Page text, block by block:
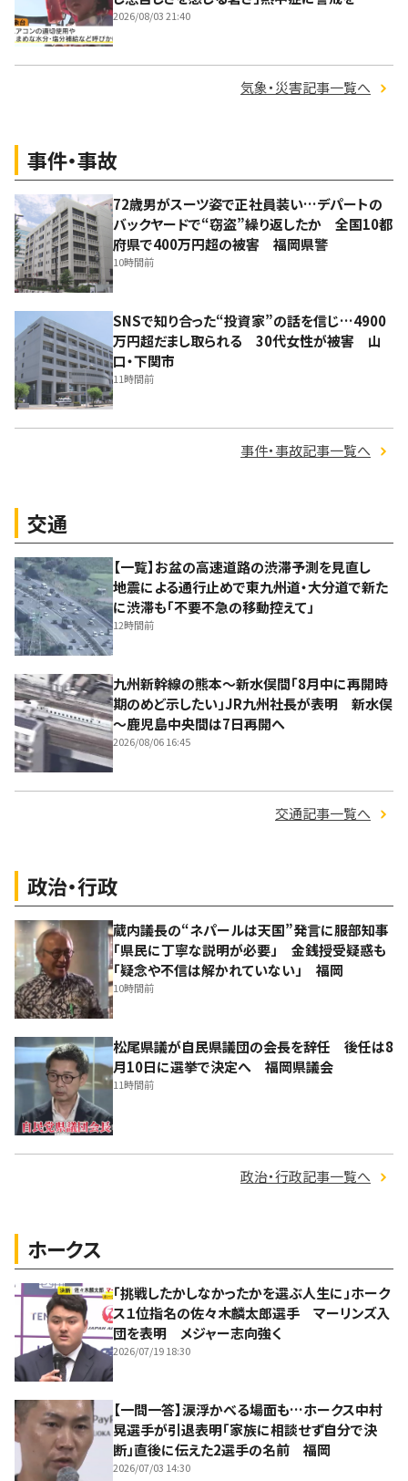
2026/08/03 21:40
気象・災害記事一覧へ
事件・事故
72歳男がスーツ姿で正社員装い…デパートの
バックヤードで“窃盗”繰り返したか 全国10都
府県で400万円超の被害 福岡県警
10時間前
SNSで知り合った“投資家”の話を信じ…4900
万円超だまし取られる 30代女性が被害 山
口・下関市
11時間前
事件・事故記事一覧へ
交通
【一覧】お盆の高速道路の渋滞予測を見直し
地震による通行止めで東九州道・大分道で新た
に渋滞も「不要不急の移動控えて」
12時間前
九州新幹線の熊本～新水俣間「8月中に再開時
期のめど示したい」JR九州社長が表明 新水俣
～鹿児島中央間は7日再開へ
2026/08/06 16:45
交通記事一覧へ
政治・行政
蔵内議長の“ネパールは天国”発言に服部知事
「県民に丁寧な説明が必要」 金銭授受疑惑も
「疑念や不信は解かれていない」 福岡
10時間前
松尾県議が自民県議団の会長を辞任 後任は8
月10日に選挙で決定へ 福岡県議会
11時間前
政治・行政記事一覧へ
ホークス
「挑戦したかしなかったかを選ぶ人生に」ホーク
ス１位指名の佐々木麟太郎選手 マーリンズ入
団を表明 メジャー志向強く
2026/07/19 18:30
【一問一答】涙浮かべる場面も…ホークス中村
晃選手が引退表明「家族に相談せず自分で決
断」直後に伝えた2選手の名前 福岡
2026/07/03 14:30